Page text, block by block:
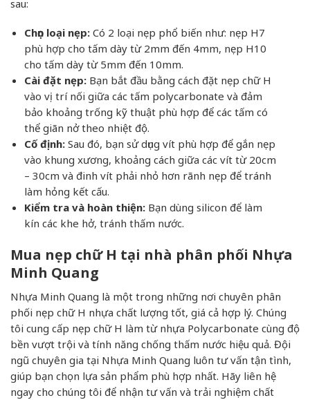
sau:
Chọn loại nẹp:Có 2 loại nẹp phổ biến như: nẹp H7
phù hợp cho tấm dày từ 2mm đến 4mm, nẹp H10
cho tấm dày từ 5mm đến 10mm.
Cài đặt nẹp:Bạn bắt đầu bằng cách đặt nẹp chữ H
vào vị trí nối giữa các tấm polycarbonate và đảm
bảo khoảng trống kỹ thuật phù hợp để các tấm có
thể giãn nở theo nhiệt độ.
Cố định:Sau đó, bạn sử dụng vít phù hợp để gắn nẹp
vào khung xương, khoảng cách giữa các vít từ 20cm
– 30cm và đinh vít phải nhỏ hơn rãnh nẹp để tránh
làm hỏng kết cấu.
Kiểm tra và hoàn thiện: Bạn dùng silicon để làm
kín các khe hở, tránh thấm nước.
Mua nẹp chữ H tại nhà phân phối Nhựa
Minh Quang
Nhựa Minh Quang là một trong những nơi chuyên phân
phối nẹp chữ H nhựa chất lượng tốt, giá cả hợp lý. Chúng
tôi cung cấp nẹp chữ H làm từ nhựa Polycarbonate cùng độ
bền vượt trội và tính năng chống thấm nước hiệu quả. Đội
ngũ chuyên gia tại Nhựa Minh Quang luôn tư vấn tận tình,
giúp bạn chọn lựa sản phẩm phù hợp nhất. Hãy liên hệ
ngay cho chúng tôi để nhận tư vấn và trải nghiệm chất